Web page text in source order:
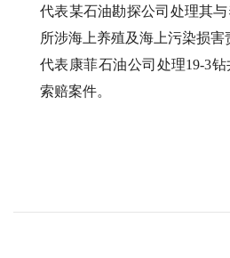
代表某石油勘探公司处理其
所涉海上养殖及海上污染损害
代表康菲石油公司处理19-3
索赔案件。